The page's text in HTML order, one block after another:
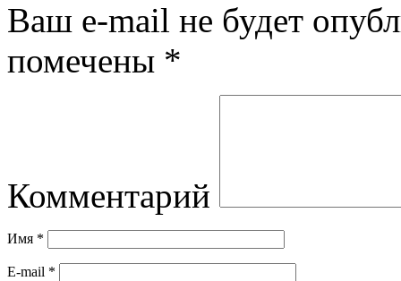
Ваш e-mail не будет
помечены *
Комментарий
Имя *
E-mail *